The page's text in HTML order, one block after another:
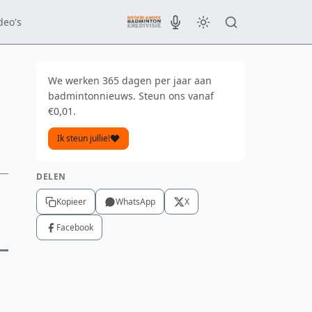
We werken 365 dagen per jaar aan
badmintonnieuws. Steun ons vanaf
€0,01.
Ik steun jullie!
DELEN
Kopieer WhatsApp X
Facebook